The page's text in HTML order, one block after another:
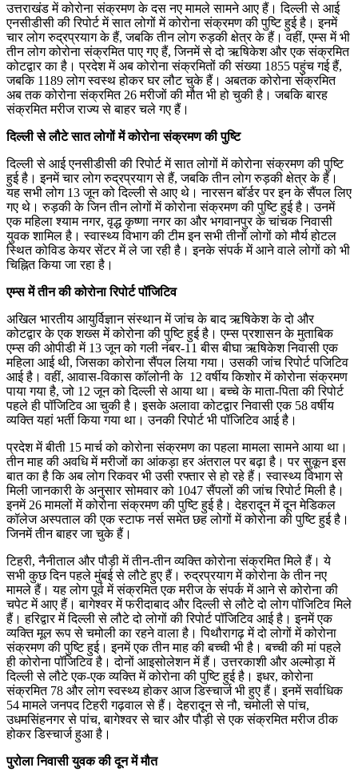
उत्तराखंड में कोरोना संक्रमण के दस नए मामले सामने आए हैं। दिल्ली से आई
एनसीडीसी की रिपोर्ट में सात लोगों में कोरोना संक्रमण की पुष्टि हुई है। इनमें
चार लोग रुद्रप्रयाग के हैं, जबकि तीन लोग रुड़की क्षेत्र के हैं। वहीं, एम्स में भी
तीन लोग कोरोना संक्रमित पाए गए हैं, जिनमें से दो ऋषिकेश और एक संक्रमित
कोटद्वार का है। प्रदेश में अब कोरोना संक्रमितों की संख्या 1855 पहुंच गई हैं,
जबकि 1189 लोग स्वस्थ होकर घर लौट चुके हैं। अबतक कोरोना संक्रमित
अब तक कोरोना संक्रमित 26 मरीजों की मौत भी हो चुकी है। जबकि बारह
संक्रमित मरीज राज्य से बाहर चले गए हैं।
दिल्ली से लौटे सात लोगों में कोरोना संक्रमण की पुष्टि
दिल्ली से आई एनसीडीसी की रिपोर्ट में सात लोगों में कोरोना संक्रमण की पुष्टि
हुई है। इनमें चार लोग रुद्रप्रयाग से हैं, जबकि तीन लोग रुड़की क्षेत्र के हैं।
यह सभी लोग 13 जून को दिल्ली से आए थे। नारसन बॉर्डर पर इन के सैंपल लिए
गए थे। रुड़की के जिन तीन लोगों में कोरोना संक्रमण की पुष्टि हुई है। उनमें
एक महिला श्याम नगर, वृद्ध कृष्णा नगर का और भगवानपुर के चांचक निवासी
युवक शामिल है। स्वास्थ्य विभाग की टीम इन सभी तीनों लोगों को मौर्य होटल
स्थित कोविड केयर सेंटर में ले जा रही है। इनके संपर्क में आने वाले लोगों को भी
चिह्नित किया जा रहा है।
एम्स में तीन की कोरोना रिपोर्ट पॉजिटिव
अखिल भारतीय आयुर्विज्ञान संस्थान में जांच के बाद ऋषिकेश के दो और
कोटद्वार के एक शख्स में कोरोना की पुष्टि हुई है। एम्स प्रशासन के मुताबिक
एम्स की ओपीडी में 13 जून को गली नंबर-11 बीस बीघा ऋषिकेश निवासी एक
महिला आई थी, जिसका कोरोना सैंपल लिया गया। उसकी जांच रिपोर्ट पजिटिव
आई है। वहीं, आवास-विकास कॉलोनी के 12 वर्षीय किशोर में कोरोना संक्रमण
पाया गया है, जो 12 जून को दिल्ली से आया था। बच्चे के माता-पिता की रिपोर्ट
पहले ही पॉजिटिव आ चुकी है। इसके अलावा कोटद्वार निवासी एक 58 वर्षीय
व्यक्ति यहां भर्ती किया गया था। उनकी रिपोर्ट भी पॉजिटिव आई है।
प्रदेश में बीती 15 मार्च को कोरोना संक्रमण का पहला मामला सामने आया था।
तीन माह की अवधि में मरीजों का आंकड़ा हर अंतराल पर बढ़ा है। पर सुकून इस
बात का है कि अब लोग रिकवर भी उसी रफ्तार से हो रहे हैं। स्वास्थ्य विभाग से
मिली जानकारी के अनुसार सोमवार को 1047 सैंपलों की जांच रिपोर्ट मिली है।
इनमें 26 मामलों में कोरोना संक्रमण की पुष्टि हुई है। देहरादून में दून मेडिकल
कॉलेज अस्पताल की एक स्टाफ नर्स समेत छह लोगों में कोरोना की पुष्टि हुई है।
जिनमें तीन बाहर जा चुके हैं।
टिहरी, नैनीताल और पौड़ी में तीन-तीन व्यक्ति कोरोना संक्रमित मिले हैं। ये
सभी कुछ दिन पहले मुंबई से लौटे हुए हैं। रुद्रप्रयाग में कोरोना के तीन नए
मामले हैं। यह लोग पूर्व में संक्रमित एक मरीज के संपर्क में आने से कोरोना की
चपेट में आए हैं। बागेश्वर में फरीदाबाद और दिल्ली से लौटे दो लोग पॉजिटिव मिले
हैं। हरिद्वार में दिल्ली से लौटे दो लोगों की रिपोर्ट पॉजिटिव आई है। इनमें एक
व्यक्ति मूल रूप से चमोली का रहने वाला है। पिथौरागढ़ में दो लोगों में कोरोना
संक्रमण की पुष्टि हुई। इनमें एक तीन माह की बच्ची भी है। बच्ची की मां पहले
ही कोरोना पॉजिटिव है। दोनों आइसोलेशन में हैं। उत्तरकाशी और अल्मोड़ा में
दिल्ली से लौटे एक-एक व्यक्ति में कोरोना की पुष्टि हुई है। इधर, कोरोना
संक्रमित 78 और लोग स्वस्थ्य होकर आज डिस्चार्ज भी हुए हैं। इनमें सर्वाधिक
54 मामले जनपद टिहरी गढ़वाल से हैं। देहरादून से नौ, चमोली से पांच,
उधमसिंहनगर से पांच, बागेश्वर से चार और पौड़ी से एक संक्रमित मरीज ठीक
होकर डिस्चार्ज हुआ है।
पुरोला निवासी युवक की दून में मौत